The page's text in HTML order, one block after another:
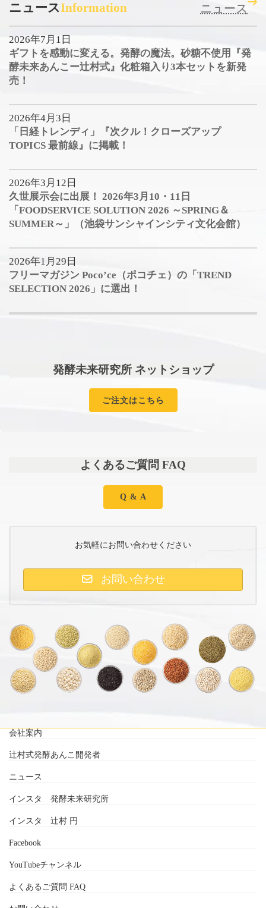
ニュースInformation ニュース
2026年7月1日
ギフトを感動に変える。発酵の魔法。砂糖不使用『発
酵未来あんこー辻村式』化粧箱入り3本セットを新発
売！
2026年4月3日
「日経トレンディ」『次クル！クローズアップ
TOPICS 最前線』に掲載！
2026年3月12日
久世展示会に出展！ 2026年3月10・11日
「FOODSERVICE SOLUTION 2026 ～SPRING＆
SUMMER～」（池袋サンシャインシティ文化会館）
2026年1月29日
フリーマガジン Poco’ce（ポコチェ）の「TREND
SELECTION 2026」に選出！
発酵未来研究所 ネットショップ
ご注文はこちら
よくあるご質問 FAQ
Q & A
お気軽にお問い合わせください
お問い合わせ
会社案内
辻村式発酵あんこ開発者
ニュース
インスタ 発酵未来研究所
インスタ 辻村 円
Facebook
YouTubeチャンネル
よくあるご質問 FAQ